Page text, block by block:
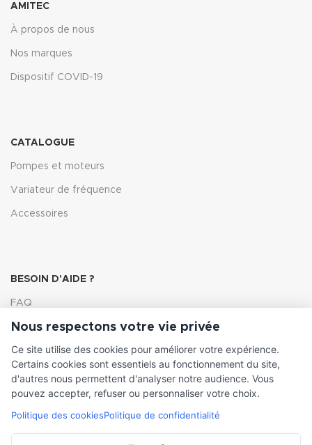
AMITEC
À propos de nous
Nos marques
Dispositif COVID-19
CATALOGUE
Pompes et moteurs
Variateur de fréquence
Accessoires
BESOIN D'AIDE ?
FAQ
Lexique
Comment choisir ma pompe
INFORMATIONS LÉGALES
Nous respectons votre vie privée
Ce site utilise des cookies pour améliorer votre expérience.
Certains cookies sont essentiels au fonctionnement du site,
d'autres nous permettent d'analyser notre audience. Vous
pouvez accepter, refuser ou personnaliser votre choix.
Politique des cookiesPolitique de confidentialité